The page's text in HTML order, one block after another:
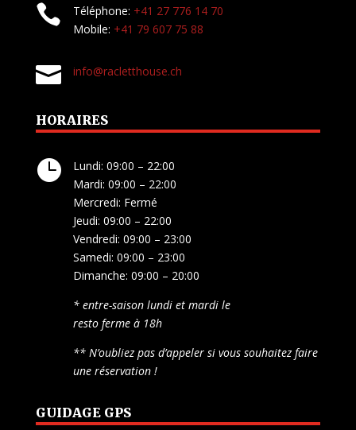
 Téléphone: +41 27 776 14 70
Mobile: +41 79 607 75 88
 info@racletthouse.ch
HORAIRES

Lundi: 09:00 – 22:00
Mardi: 09:00 – 22:00
Mercredi: Fermé
Jeudi: 09:00 – 22:00
Vendredi: 09:00 – 23:00
Samedi: 09:00 – 23:00
Dimanche: 09:00 – 20:00
* entre-saison lundi et mardi le
resto ferme à 18h
** N’oubliez pas d’appeler si vous souhaitez faire
une réservation !
GUIDAGE GPS